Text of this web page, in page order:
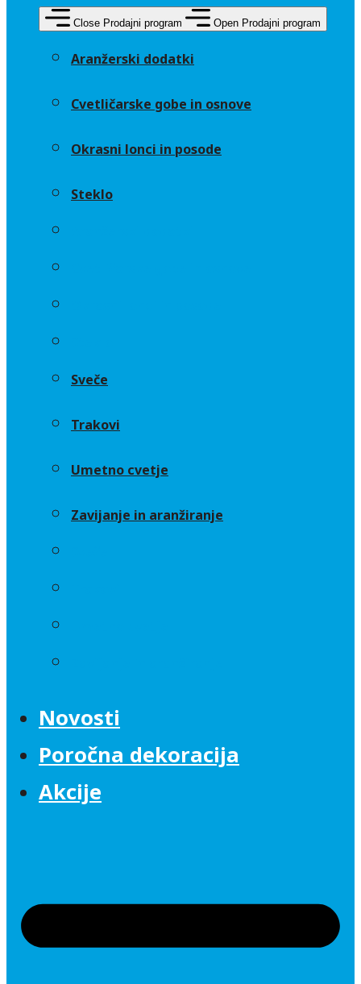
Close Prodajni program Open Prodajni program
Aranžerski dodatki
Cvetličarske gobe in osnove
Okrasni lonci in posode
Steklo
Sveče
Trakovi
Umetno cvetje
Zavijanje in aranžiranje
Novosti
Poročna dekoracija
Akcije